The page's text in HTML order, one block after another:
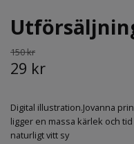
150 kr
29 kr
Digital illustration.Jovanna
ligger en massa kärlek och
naturligt vitt sy